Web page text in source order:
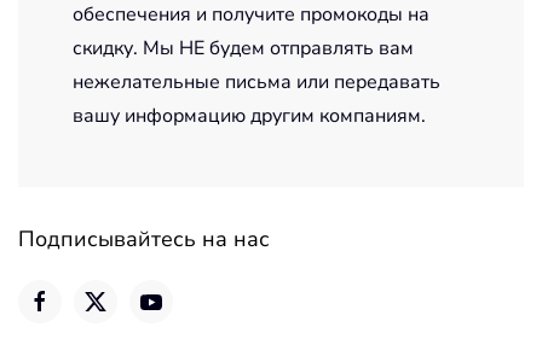
обеспечения и получите промокоды на
скидку. Мы НЕ будем отправлять вам
нежелательные письма или передавать
вашу информацию другим компаниям.
Подписывайтесь на нас